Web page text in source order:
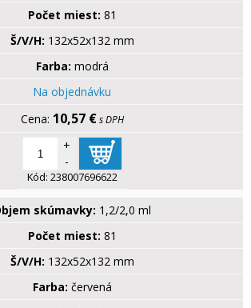
Počet miest: 81
Š/V/H: 132x52x132 mm
Farba: modrá
Na objednávku
10,57 € s DPH
+
-
Kód: 238007696622
skúmavky: 1,2/2,0 ml
Počet miest: 81
Š/V/H: 132x52x132 mm
Farba: červená